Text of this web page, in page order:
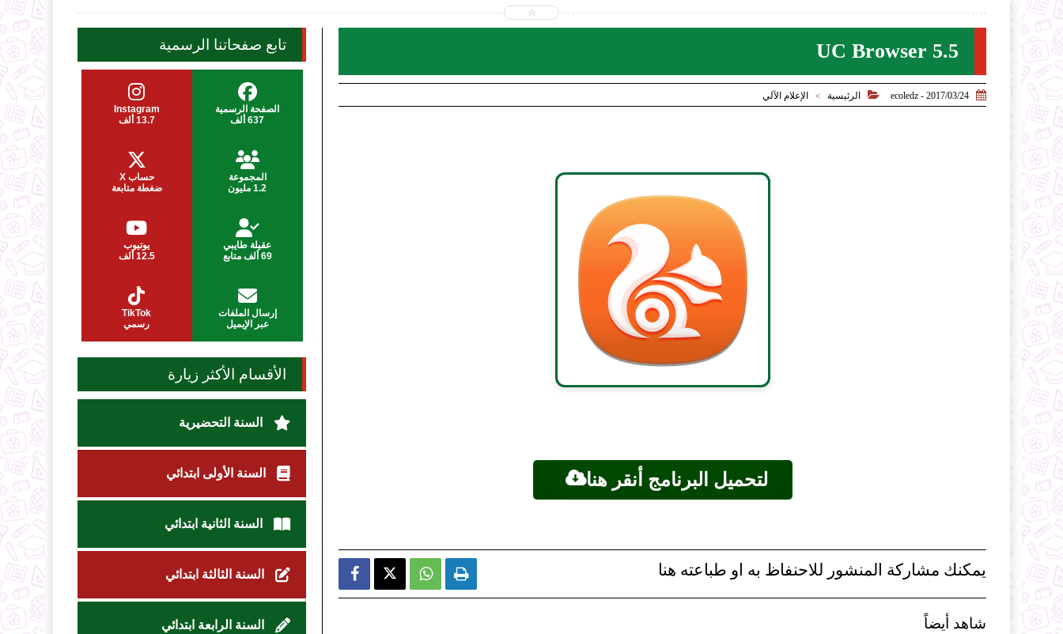
UC Browser 5.5

2017/03/24 - ecoledz
 الرئيسية > الإعلام الآلي
لتحميل البرنامج أنقر هنا
يمكنك مشاركة المنشور للاحنفاظ به او طباعته هنا   
شاهد أيضاً
تابع صفحاتنا الرسمية
الصفحة الرسمية
637 ألف
Instagram
13.7 ألف
المجموعة
1.2 مليون
حساب X
ضغطة متابعة
عقيلة طايبي
69 ألف متابع
يوتيوب
12.5 ألف
إرسال الملفات
عبر الإيميل
TikTok
رسمي
الأقسام الأكثر زيارة
السنة التحضيرية
السنة الأولى ابتدائي
السنة الثانية ابتدائي
السنة الثالثة ابتدائي
السنة الرابعة ابتدائي